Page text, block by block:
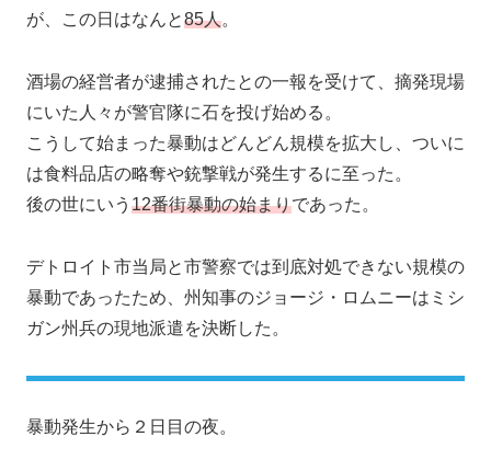
が、この日はなんと85人。
酒場の経営者が逮捕されたとの一報を受けて、摘発現場
にいた人々が警官隊に石を投げ始める。
こうして始まった暴動はどんどん規模を拡大し、ついに
は食料品店の略奪や銃撃戦が発生するに至った。
後の世にいう 12番街暴動の始まりであった。
デトロイト市当局と市警察では到底対処できない規模の
暴動であったため、州知事のジョージ・ロムニーはミシ
ガン州兵の現地派遣を決断した。
暴動発生から２日目の夜。